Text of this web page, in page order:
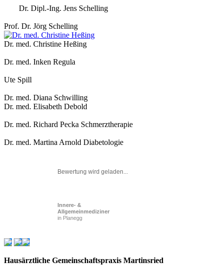
Dr. Dipl.-Ing. Jens Schelling
Prof. Dr. Jörg Schelling
Dr. med. Christine Heßing
Dr. med. Inken Regula
Ute Spill
Dr. med. Diana Schwilling
Dr. med. Elisabeth Debold
Dr. med. Richard Pecka Schmerztherapie
Dr. med. Martina Arnold Diabetologie
Bewertung wird geladen...
Innere- &
Allgemeinmediziner
in Planegg
Hausärztliche Gemeinschaftspraxis Martinsried